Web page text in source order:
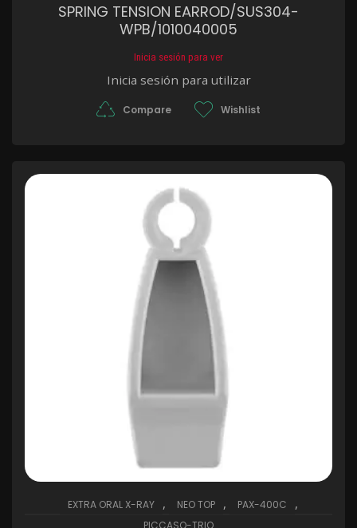
SPRING TENSION EARROD/SUS304-
WPB/1010040005
Inicia sesión para ver
Inicia sesión para utilizar
Compare Wishlist
EXTRA ORAL X-RAY , NEO TOP , PAX-400C ,
PICCASO-TRIO